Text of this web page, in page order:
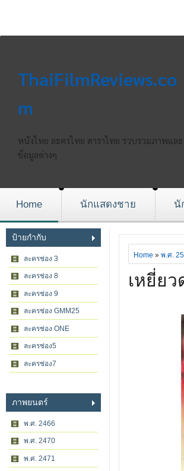
ThaiFilmReviews.co
m
หนังไทย ละครไทย ดาราไทย รวบรวมภาพและ
ข้อมูลต่างๆ
Home นักแสดงชาย นั
ป้ายกำกับ
ละครช่อง 3
ละครช่อง 8
ละครช่อง 9
ละครช่อง GMM25
ละครช่อง ONE
ละครช่อง5
ละครช่อง7
ภาพยนตร์
พ.ศ. 2466
พ.ศ. 2470
พ.ศ. 2471
Home » พ.ศ.
เหยี่ยว